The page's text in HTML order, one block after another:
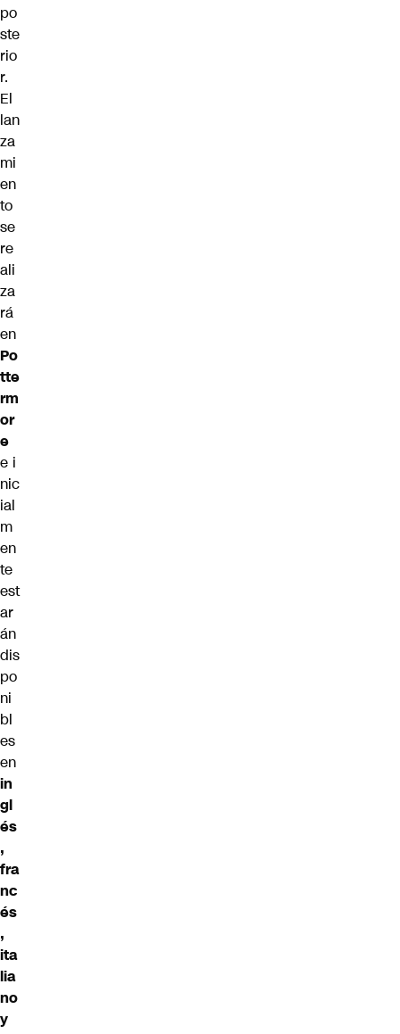
po
ste
rio
r.
El
lan
za
mi
en
to
se
re
ali
za
rá
en
Po
tte
rm
or
e
e i
nic
ial
m
en
te
est
ar
án
dis
po
ni
bl
es
en
in
gl
és
,
fra
nc
és
,
ita
lia
no
y